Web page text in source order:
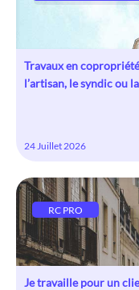
Travaux en
l’artisan, le syndic ou
24 Juillet 2026
RC PRO
Je travaille pour un